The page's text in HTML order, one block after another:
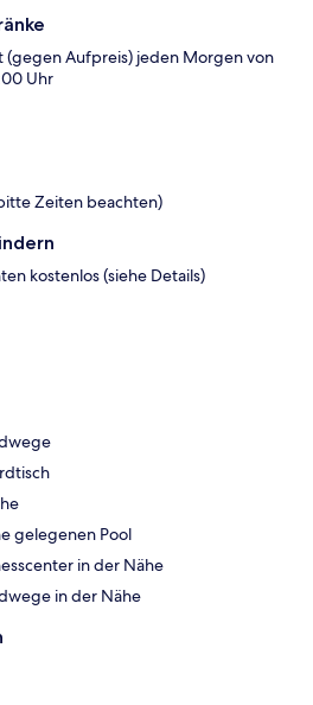
(gegen Aufpreis) jeden Morgen von
Uhr
Zeiten beachten)
kostenlos (siehe Details)
gelegenen Pool
in der Nähe
in der Nähe